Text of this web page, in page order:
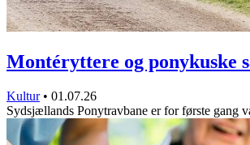
Montéryttere og ponykuske
Kultur • 01.07.26
Sydsjællands Ponytravbane er for første gang